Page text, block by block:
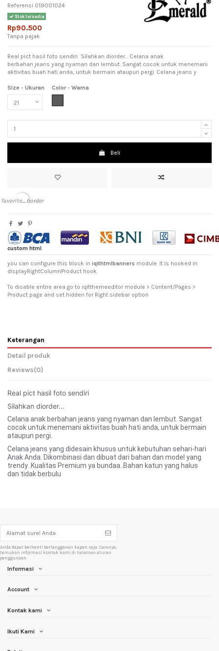
Referensi 019001024
Stok tersedia
Rp90.500
Tanpa pajak
Real pict hasil foto sendiri Silahkan diorder... Celana anak
berbahan jeans yang nyaman dan lembut. Sangat cocok untuk menemani
aktivitas buah hati anda, untuk bermain ataupun pergi. Celana jeans y
Size - Ukuran
Color - Warna
Beli
favorite_border
custom html
you can configure this block in iqithtmlbanners module. It is hooked in
displayRightColumnProduct hook.
To disable entire area go to iqitthemeeditor module > Content/Pages >
Product page and set hidden for Right sidebar option
Keterangan
Detail produk
Reviews(0)
Real pict hasil foto sendiri
Silahkan diorder...
Celana anak berbahan jeans yang nyaman dan lembut. Sangat
cocok untuk menemani aktivitas buah hati anda, untuk bermain
ataupun pergi.
Celana jeans yang didesain khusus untuk kebutuhan sehari-hari
Anak Anda. Dikombinasi dan dibuat dari bahan dan model yang
trendy .Kualitas Premium ya bundaa..Bahan katun yang halus
dan tidak berbulu
Anda dapat berhenti berlangganan kapan saja. Caranya,
temukan informasi kontak kami di halaman aturan
penggunaan.
Informasi
Account
Kontak kami
Ikuti Kami